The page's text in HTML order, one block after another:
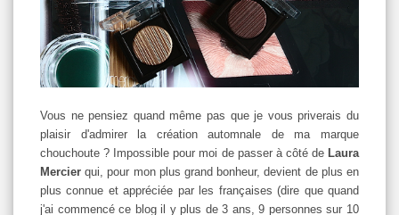
Vous ne pensiez quand même pas que je vous priverais du
plaisir d'admirer la création automnale de ma marque
chouchoute ? Impossible pour moi de passer à côté de Laura
Mercierqui, pour mon plus grand bonheur, devient de plus en
plus connue et appréciée par les françaises (dire que quand
j'ai commencé ce blog il y plus de 3 ans, 9 personnes sur 10